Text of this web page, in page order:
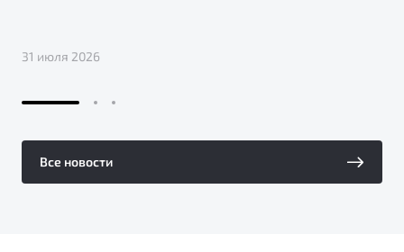
31 июля 2026
Все новости